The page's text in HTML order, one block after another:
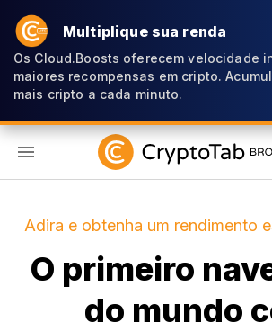
Multiplique sua renda
Os Cloud.Boosts oferecem velocidade
maiores recompensas em cripto.
mais cripto a cada minuto.
Adira e obtenha um rendimento
O primeiro
do mundo